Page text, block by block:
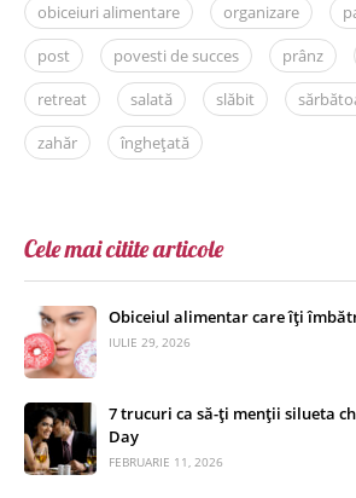
obiceiuri alimentare
organizare
post
povesti de succes prânz
retreat
salată slăbit
zahăr
înghețată
Cele mai citite articole
Obiceiul alimentar care îți
IULIE 29, 2026
7 trucuri ca să-ți menții silueta
Day
FEBRUARIE 11, 2026